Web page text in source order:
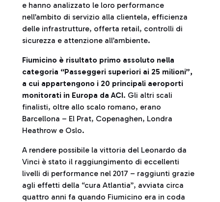
e hanno analizzato le loro performance
nell’ambito di servizio alla clientela, efficienza
delle infrastrutture, offerta retail, controlli di
sicurezza e attenzione all’ambiente.
Fiumicino è risultato primo assoluto nella
categoria “Passeggeri superiori ai 25 milioni”,
a cui appartengono i 20 principali aeroporti
monitorati in Europa da ACI. Gli altri scali
finalisti, oltre allo scalo romano, erano
Barcellona – El Prat, Copenaghen, Londra
Heathrow e Oslo.
A rendere possibile la vittoria del Leonardo da
Vinci è stato il raggiungimento di eccellenti
livelli di performance nel 2017 – raggiunti grazie
agli effetti della “cura Atlantia”, avviata circa
quattro anni fa quando Fiumicino era in coda